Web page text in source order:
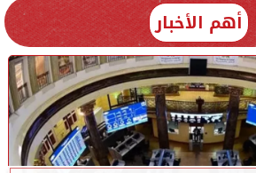
أهم الأخبار